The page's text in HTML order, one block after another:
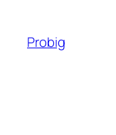
вмісту
Probig